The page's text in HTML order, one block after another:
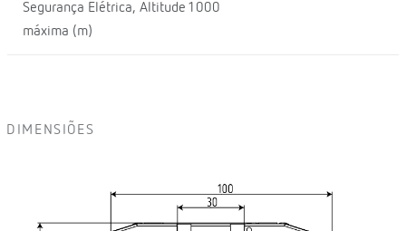
Segurança Elétrica, Altitude
máxima (m)
1000
DIMENSIÕES